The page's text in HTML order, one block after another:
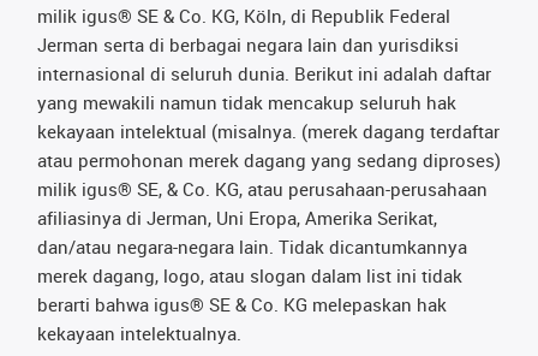
milik igus® SE & Co. KG, Köln, di Republik Federal
Jerman serta di berbagai negara lain dan yurisdiksi
internasional di seluruh dunia. Berikut ini adalah daftar
yang mewakili namun tidak mencakup seluruh hak
kekayaan intelektual (misalnya. (merek dagang terdaftar
atau permohonan merek dagang yang sedang diproses)
milik igus® SE, & Co. KG, atau perusahaan-perusahaan
afiliasinya di Jerman, Uni Eropa, Amerika Serikat,
dan/atau negara-negara lain. Tidak dicantumkannya
merek dagang, logo, atau slogan dalam list ini tidak
berarti bahwa igus® SE & Co. KG melepaskan hak
kekayaan intelektualnya.